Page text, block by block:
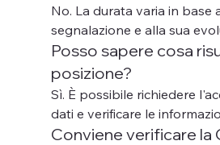
No. La durata varia in base
segnalazione e alla sua
Posso sapere cosa
posizione?
Sì. È possibile richiedere
dati e verificare le
Conviene verificare la